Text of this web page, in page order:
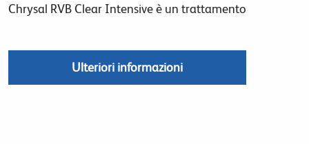
Chrysal RVB Clear Intensive è un trattamento
Ulteriori informazioni